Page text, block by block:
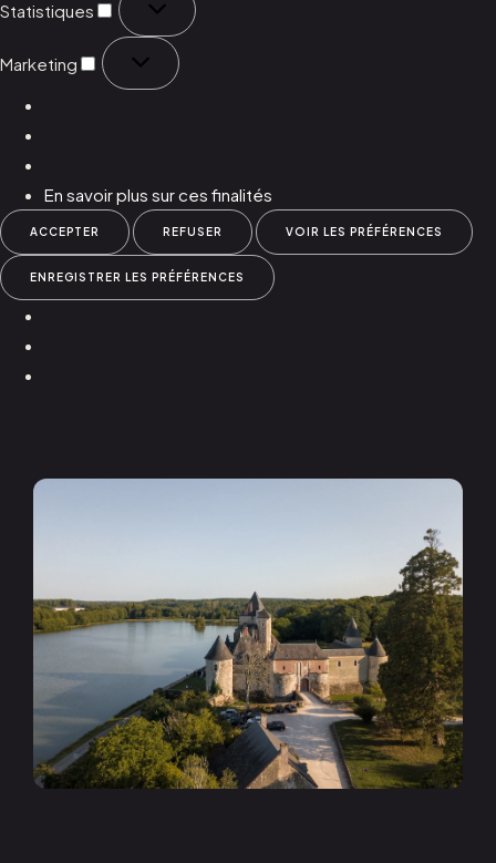
Statistiques
Marketing
En savoir plus sur ces finalités
ACCEPTER REFUSER VOIR LES PRÉFÉRENCES
ENREGISTRER LES PRÉFÉRENCES